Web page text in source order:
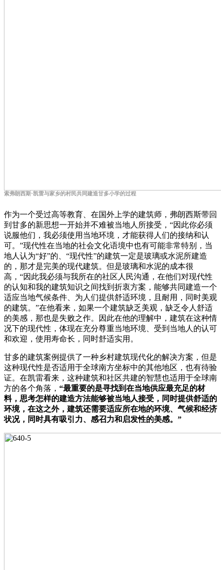
索弗朗西斯·凯雷与家乡的村民共同建造甘多小学的过程
作为一个受过高等教育、在国外上学的建筑师，弗朗西斯带回
到甘多的新思想一开始并不难被当地人所接受，“因此你必须
说服他们，我必须使用当地环境，才能获得人们的接纳和认
可。”现代性在当地的社会文化语境中也有可能非常特别，当
地人认为“好”的、“现代性”的建筑一定是玻璃或水泥所建造
的，那才是完美的现代建筑。但是玻璃和水泥的成本很
高，“因此我必须与我所在的社区人民沟通，在他们对现代性
的认知和我的建筑知识之间找到折衷方案，能够共同建造一个
适应当地气候条件、为人们提供舒适环境，且耐用，同时美观
的建筑。”在他看来，如果一个建筑缺乏美观，缺乏令人舒适
的美感，那也是失败之作。因此在他的理解中，建筑在这种情
况下的现代性，体现在充分尊重当地环境、受到当地人的认可
和欢迎，使用寿命长，同时舒适实用。
甘多的建筑案例提供了一种乡村建筑现代化的解决方案，但是
这种现代性是否适用于全球南方坐标中的其他地区，也有待验
证。在凯雷看来，这种建筑和社区共建的智慧也适用于全球南
方的各个角落， “最重要的是寻找到在当地供应最充足的材
料，思考怎样的建造方法能够被当地人接受，同时提供舒适的
环境，在这之外，建筑还需要适应所在地的环境、气候和经济
状况，同时具有吸引力、感召力和启发性的美感。”